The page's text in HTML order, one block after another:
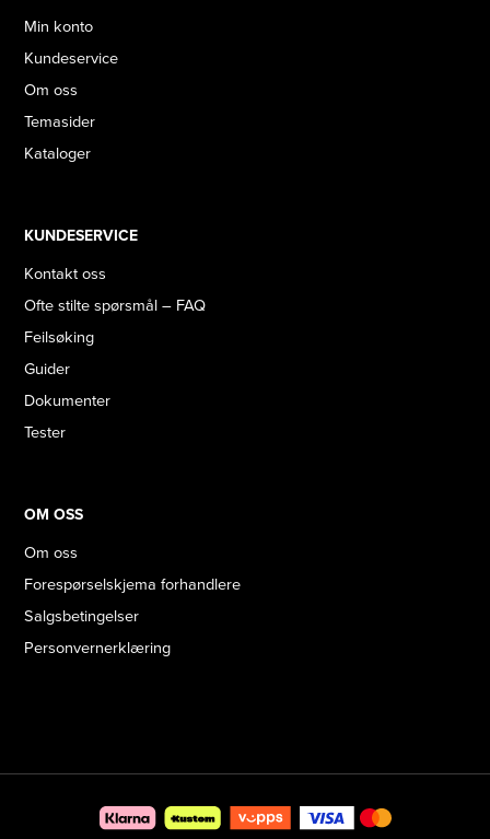
Min konto
Kundeservice
Om oss
Temasider
Kataloger
KUNDESERVICE
Kontakt oss
Ofte stilte spørsmål – FAQ
Feilsøking
Guider
Dokumenter
Tester
OM OSS
Om oss
Forespørselskjema forhandlere
Salgsbetingelser
Personvernerklæring